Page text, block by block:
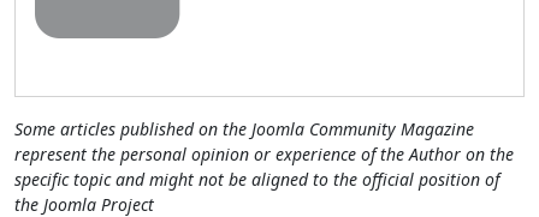
Some articles published on the Joomla Community Magazine
represent the personal opinion or experience of the Author on the
specific topic and might not be aligned to the official position of
the Joomla Project